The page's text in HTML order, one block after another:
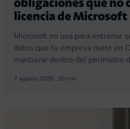
licencia de Microsoft
Microsoft no usa para entrenar
datos que tu empresa mete en
mantiene dentro del perímetro
Todo eso está en su
obligaciones propias que
7 agosto 2026 · 10 min